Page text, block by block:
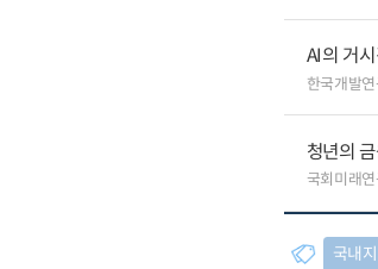
AI의 거
한국개발
청년의
국회미래
국내